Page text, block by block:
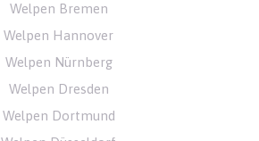
Welpen Bremen
Welpen Hannover
Welpen Nürnberg
Welpen Dresden
Welpen Dortmund